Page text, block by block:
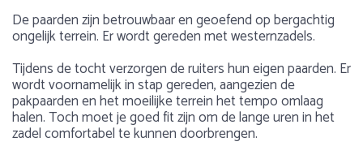
De paarden zijn betrouwbaar en geoefend op bergachtig
ongelijk terrein. Er wordt gereden met westernzadels.
Tijdens de tocht verzorgen de ruiters hun eigen paarden. Er
wordt voornamelijk in stap gereden, aangezien de
pakpaarden en het moeilijke terrein het tempo omlaag
halen. Toch moet je goed fit zijn om de lange uren in het
zadel comfortabel te kunnen doorbrengen.